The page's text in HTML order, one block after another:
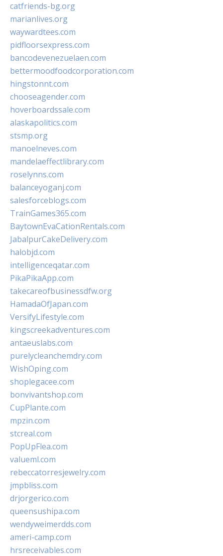
catfriends-bg.org
marianlives.org
waywardtees.com
pidfloorsexpress.com
bancodevenezuelaen.com
bettermoodfoodcorporation.com
hingstonnt.com
chooseagender.com
hoverboardssale.com
alaskapolitics.com
stsmp.org
manoelneves.com
mandelaeffectlibrary.com
roselynns.com
balanceyoganj.com
salesforceblogs.com
TrainGames365.com
BaytownEvaCationRentals.com
JabalpurCakeDelivery.com
halobjd.com
intelligenceqatar.com
PikaPikaApp.com
takecareofbusinessdfw.org
HamadaOfJapan.com
VersifyLifestyle.com
kingscreekadventures.com
antaeuslabs.com
purelycleanchemdry.com
WishOping.com
shoplegacee.com
bonvivantshop.com
CupPlante.com
mpzin.com
stcreal.com
PopUpFlea.com
valueml.com
rebeccatorresjewelry.com
jmpbliss.com
drjorgerico.com
queensushipa.com
wendyweimerdds.com
ameri-camp.com
hrsreceivables.com